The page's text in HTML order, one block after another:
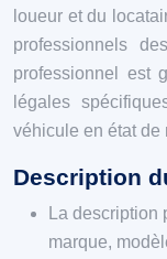
loueur et du
professionnels
professionnel est
légales
véhicule en état de
Description
La
marque,